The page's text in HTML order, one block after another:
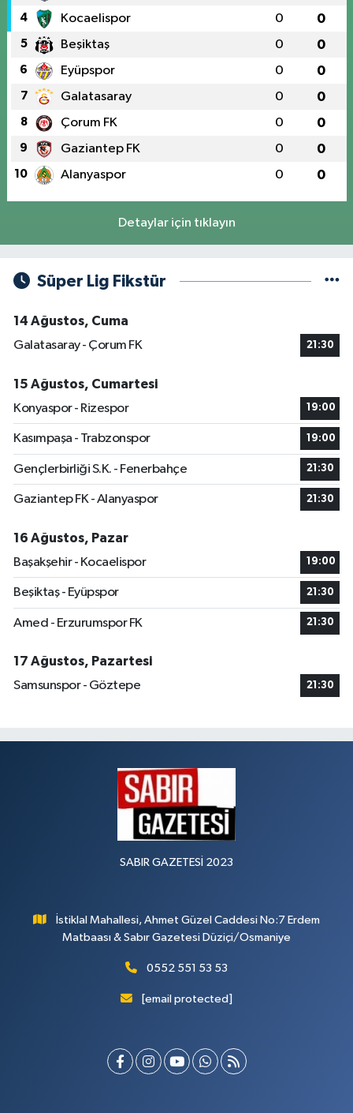
4 Kocaelispor 0 0
5 Beşiktaş 0 0
6 Eyüpspor 0 0
7 Galatasaray 0 0
8 Çorum FK 0 0
9 Gaziantep FK 0 0
10 Alanyaspor 0 0
Detaylar için tıklayın
Süper Lig Fikstür
14 Ağustos, Cuma
Galatasaray - Çorum FK
21:30
15 Ağustos, Cumartesi
Konyaspor - Rizespor
19:00
Kasımpaşa - Trabzonspor 19:00
Gençlerbirliği S.K. - Fenerbahçe 21:30
Gaziantep FK - Alanyaspor 21:30
16 Ağustos, Pazar
Başakşehir - Kocaelispor
19:00
Beşiktaş - Eyüpspor 21:30
Amed - Erzurumspor FK 21:30
17 Ağustos, Pazartesi
Samsunspor - Göztepe
21:30
SABIR GAZETESİ 2023
İstiklal Mahallesi, Ahmet Güzel Caddesi No:7 Erdem
Matbaası & Sabır Gazetesi Düziçi/Osmaniye
0552 551 53 53
[email protected]